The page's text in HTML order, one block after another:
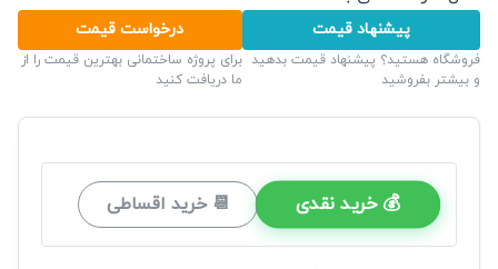
پیشنهاد قیمت
فروشگاه هستید؟ پیشنهاد قیمت بدهید
و بیشتر بفروشید
درخواست قیمت
برای پروژه ساختمانی بهترین قیمت را از
ما دریافت کنید
💰 خرید نقدی 📆 خرید اقساطی